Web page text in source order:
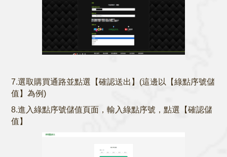
7.選取購買通路並點選【確認送出】(這邊以【綠點序號儲
值】為例)
8.進入綠點序號儲值頁面，輸入綠點序號，點選【確認儲
值】